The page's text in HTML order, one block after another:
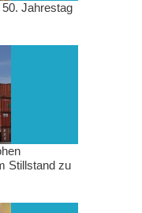
Jahrestag
Stillstand zu